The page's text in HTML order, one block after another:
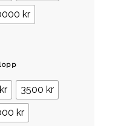
kr
3500 kr
kr